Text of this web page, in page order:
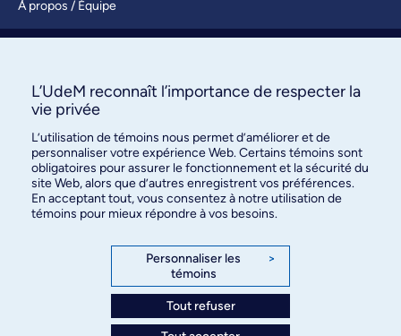
À propos / Équipe
S’abonner
des relations publiques
3744, rue Jean-Brillant, bureau 490
Montréal (Québec) H3T 1P1
L’UdeM reconnaît l’importance de respecter la
vie privée
L’utilisation de témoins nous permet d’améliorer et de
personnaliser votre expérience Web. Certains témoins sont
obligatoires pour assurer le fonctionnement et la sécurité du
site Web, alors que d’autres enregistrent vos préférences.
En acceptant tout, vous consentez à notre utilisation de
témoins pour mieux répondre à vos besoins.
Personnaliser les
témoins
>
Tout refuser